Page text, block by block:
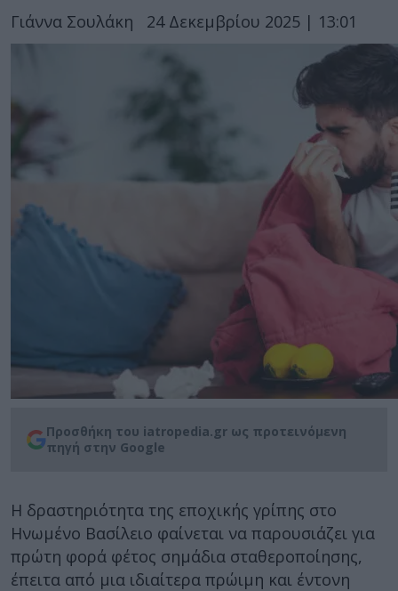
Γιάννα Σουλάκη 24 Δεκεμβρίου 2025 | 13:01
Προσθήκη του iatropedia.gr ως προτεινόμενη
πηγή στην Google
Η δραστηριότητα της εποχικής γρίπης στο
Ηνωμένο Βασίλειο φαίνεται να παρουσιάζει για
πρώτη φορά φέτος σημάδια σταθεροποίησης,
έπειτα από μια ιδιαίτερα πρώιμη και έντονη